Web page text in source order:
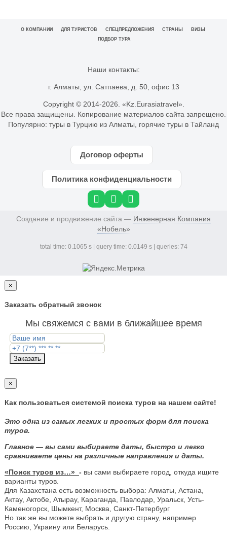
О КОМПАНИИ ДЛЯ ТУРИСТОВ СПЕЦПРЕДЛОЖЕНИЯ СТРАНЫ
ВИЗЫ
ПОДБОР ТУРА
Наши контакты:
г. Алматы, ул. Сатпаева, д. 50, офис 13
Copyright © 2014-2026. «Kz.Eurasiatravel».
Все права защищены. Копирование материалов сайта запрещено.
Популярно: туры в Турцию из Алматы горячие туры в Тайланд
Договор оферты
Политика конфиденциальности
Создание и продвижение сайта — Инженерная Компания
«Нобель»
total time: 0.1065 s | query time: 0.0149 s | queries: 74
×
Заказать обратный звонок
Мы свяжемся с вами в ближайшее время
Заказать
×
Как пользоваться системой поиска туров на нашем сайте!
Это одна из самых легких и простых форм для поиска
туров.
Главное — вы сами выбираете даты, быстро и легко
сравниваете цены на различные направления и даты.
«Поиск туров из…» - вы сами выбираете город, откуда ищите
варианты туров.
Для Казахстана есть возможность выбора: Алматы, Астана,
Актау, Актобе, Атырау, Караганда, Павлодар, Уральск, Усть-
Каменогорск, Шымкент, Москва, Санкт-Петербург
Но так же вы можете выбрать и другую страну, например
Россию, Украину или Беларусь.